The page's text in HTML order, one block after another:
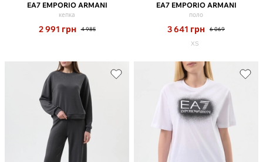
EA7 EMPORIO ARMANI
кепка
2 991 грн 4 985
EA7 EMPORIO ARMANI
поло
3 641 грн 6 069
XS